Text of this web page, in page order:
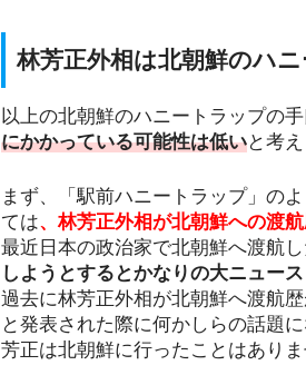
林芳正外相は北朝鮮のハ
以上の北朝鮮のハニートラップの手
にかかっている可能性は低いと考
まず、「駅前ハニートラップ」の
ては、林芳正外相が北朝鮮への渡
最近日本の政治家で北朝鮮へ渡航
しようとするとかなりの大ニュー
過去に林芳正外相が北朝鮮へ渡航
と発表された際に何かしらの話題
芳正は北朝鮮に行ったことはありま